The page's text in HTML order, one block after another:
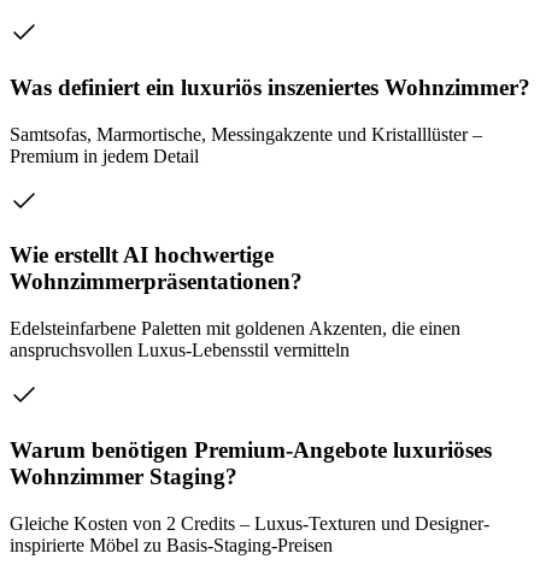
Was definiert ein luxuriös inszeniertes Wohnzimmer?
Samtsofas, Marmortische, Messingakzente und Kristalllüster –
Premium in jedem Detail
Wie erstellt AI hochwertige
Wohnzimmerpräsentationen?
Edelsteinfarbene Paletten mit goldenen Akzenten, die einen
anspruchsvollen Luxus-Lebensstil vermitteln
Warum benötigen Premium-Angebote luxuriöses
Wohnzimmer Staging?
Gleiche Kosten von 2 Credits – Luxus-Texturen und Designer-
inspirierte Möbel zu Basis-Staging-Preisen